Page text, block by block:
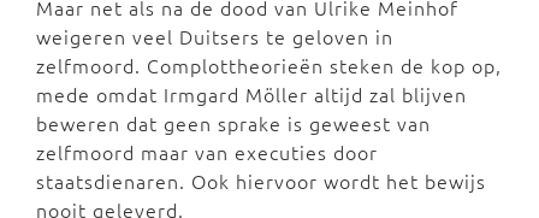
Maar net als na de dood van Ulrike Meinhof
weigeren veel Duitsers te geloven in
zelfmoord. Complottheorieën steken de kop op,
mede omdat Irmgard Möller altijd zal blijven
beweren dat geen sprake is geweest van
zelfmoord maar van executies door
staatsdienaren. Ook hiervoor wordt het bewijs
nooit geleverd.